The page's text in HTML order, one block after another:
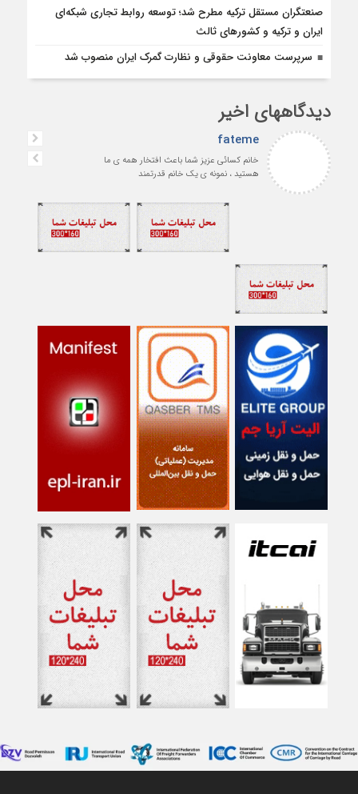
صنعتگران مستقل ترکیه مطرح شد؛ توسعه روابط تجاری شبکه‌ای
ایران و ترکیه و کشورهای ثالث
سرپرست معاونت حقوقی و نظارت گمرک ایران منصوب شد
دیدگاههای اخیر
fateme
خانم کسائی عزیز شما باعث افتخار همه ی ما
هستید ، نمونه ی یک خانم قدرتمند